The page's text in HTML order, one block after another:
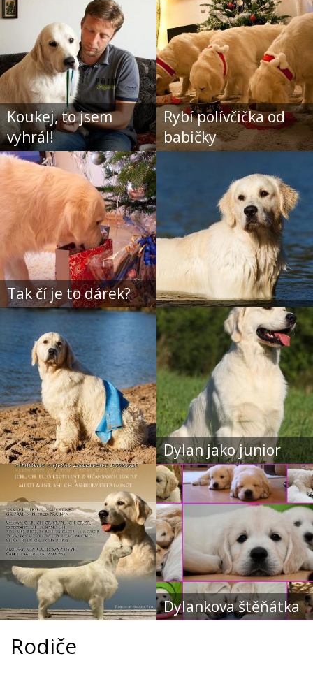
Koukej, to jsem
vyhrál!
Rybí polívčička od
babičky
Tak čí je to dárek?
Dylan jako junior
Dylankova štěňátka
Rodiče